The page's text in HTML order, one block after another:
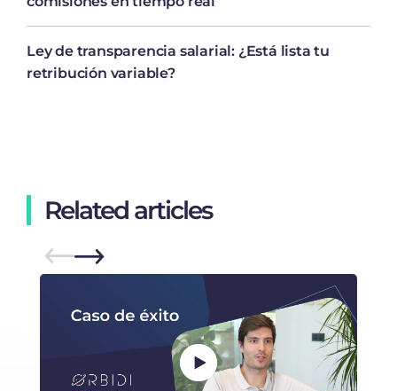
Ley de transparencia salarial: ¿Está lista tu
retribución variable?
Related articles